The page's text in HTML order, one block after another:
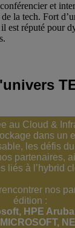
et
la tech. Fort
est réputé pour
au Cloud &
dans un
les défis
partenaires,
liés à l’hybrid
nos
édition :
HPE